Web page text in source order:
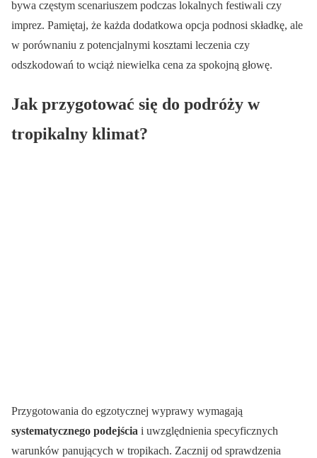
bywa częstym scenariuszem podczas lokalnych festiwali czy
imprez. Pamiętaj, że każda dodatkowa opcja podnosi składkę, ale
w porównaniu z potencjalnymi kosztami leczenia czy
odszkodowań to wciąż niewielka cena za spokojną głowę.
Jak przygotować się do podróży w
tropikalny klimat?
Przygotowania do egzotycznej wyprawy wymagają
systematycznego podejścia i uwzględnienia specyficznych
warunków panujących w tropikach. Zacznij od sprawdzenia